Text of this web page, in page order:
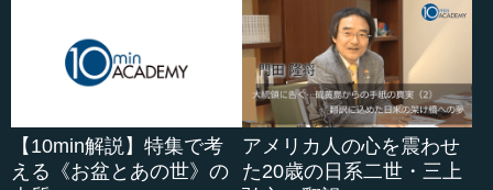
【10min解説】特集で考
える《お盆とあの世》の
アメリカ人の心を震わせ
た20歳の日系二世・三上